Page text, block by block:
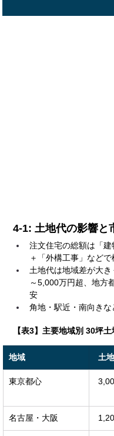
4-1: 土地代の影響と
注文住宅の総額は「建
＋「外構工事」などで
土地代は地域差が大
～5,000万円超、地方
安
角地・駅近・南向き
【表3】主要地域別 30坪
地域 土
東京都心
名古屋・大阪